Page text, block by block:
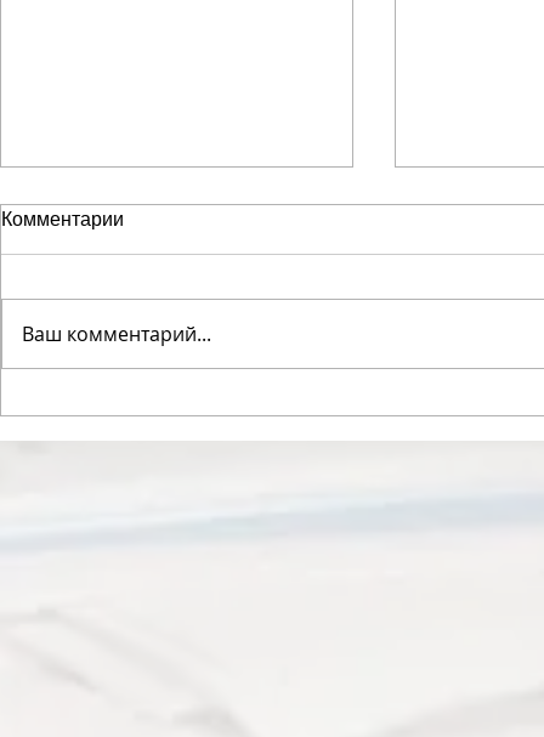
Комментарии
Ваш комментарий...